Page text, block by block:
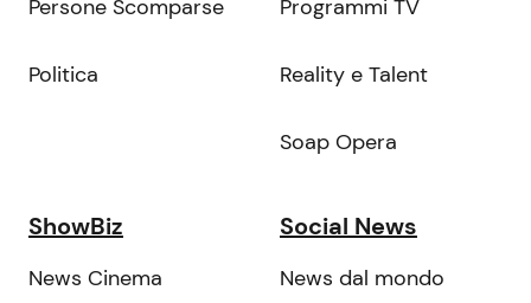
Persone Scomparse
Politica
Programmi TV
Reality e Talent
Soap Opera
ShowBiz
News Cinema
Social News
News dal mondo